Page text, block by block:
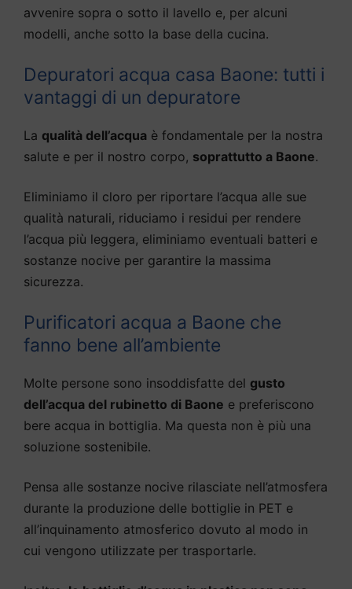
avvenire sopra o sotto il lavello e, per alcuni
modelli, anche sotto la base della cucina.
Depuratori acqua casa Baone: tutti i
vantaggi di un depuratore
La qualità dell’acqua è fondamentale per la nostra
salute e per il nostro corpo, soprattutto a Baone.
Eliminiamo il cloro per riportare l’acqua alle sue
qualità naturali, riduciamo i residui per rendere
l’acqua più leggera, eliminiamo eventuali batteri e
sostanze nocive per garantire la massima
sicurezza.
Purificatori acqua a Baone che
fanno bene all’ambiente
Molte persone sono insoddisfatte del gusto
dell’acqua del rubinetto di Baone e preferiscono
bere acqua in bottiglia. Ma questa non è più una
soluzione sostenibile.
Pensa alle sostanze nocive rilasciate nell’atmosfera
durante la produzione delle bottiglie in PET e
all’inquinamento atmosferico dovuto al modo in
cui vengono utilizzate per trasportarle.